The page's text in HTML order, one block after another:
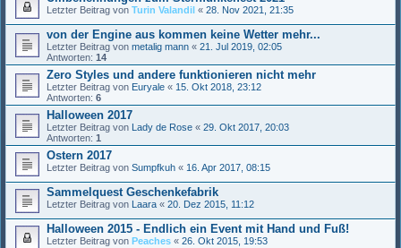
Letzter Beitrag von Turin Valandil « 28. Nov 2021, 21:35
von der Engine aus kommen keine Wetter mehr...
Letzter Beitrag von metalig mann « 21. Jul 2019, 02:05
Antworten: 14
Zero Styles und andere funktionieren nicht mehr
Letzter Beitrag von Euryale « 15. Okt 2018, 23:12
Antworten: 6
Halloween 2017
Letzter Beitrag von Lady de Rose « 29. Okt 2017, 20:03
Antworten: 1
Ostern 2017
Letzter Beitrag von Sumpfkuh « 16. Apr 2017, 08:15
Sammelquest Geschenkefabrik
Letzter Beitrag von Laara « 20. Dez 2015, 11:12
Halloween 2015 - Endlich ein Event mit Hand und Fuß!
Letzter Beitrag von Peaches « 26. Okt 2015, 19:53